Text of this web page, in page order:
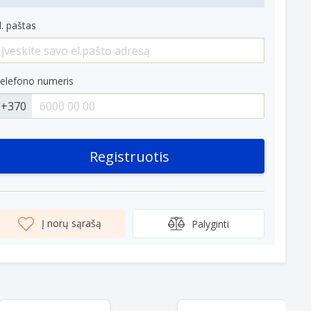
paštas
numeris
+370
Registruotis
Į norų sąrašą Palyginti